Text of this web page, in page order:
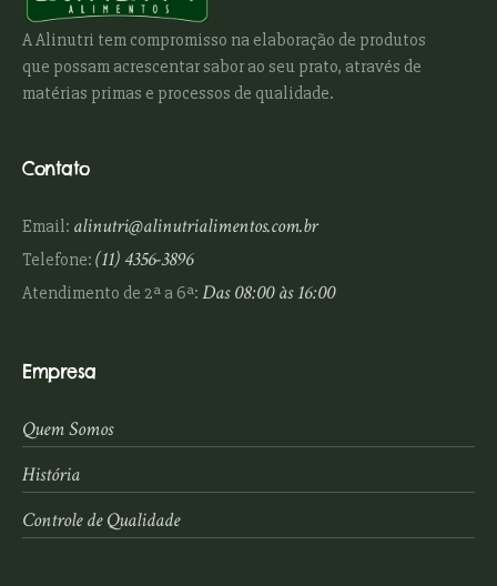
A Alinutri tem compromisso na elaboração de produtos
que possam acrescentar sabor ao seu prato, através de
matérias primas e processos de qualidade.
Contato
Email: alinutri@alinutrialimentos.com.br
Telefone:(11) 4356-3896
Atendimento de 2ª a 6ª:Das 08:00 às 16:00
Empresa
Quem Somos
História
Controle de Qualidade